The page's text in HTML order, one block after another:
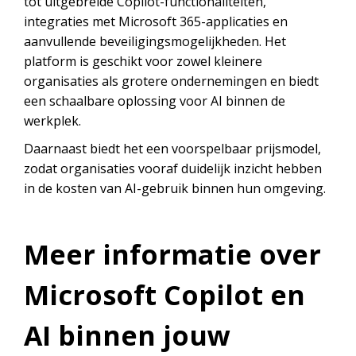
integraties met Microsoft 365-applicaties en
aanvullende beveiligingsmogelijkheden. Het
platform is geschikt voor zowel kleinere
organisaties als grotere ondernemingen en biedt
een schaalbare oplossing voor AI binnen de
werkplek.
Daarnaast biedt het een voorspelbaar prijsmodel,
zodat organisaties vooraf duidelijk inzicht hebben
in de kosten van AI-gebruik binnen hun omgeving.
Meer informatie over
Microsoft Copilot en
AI binnen jouw